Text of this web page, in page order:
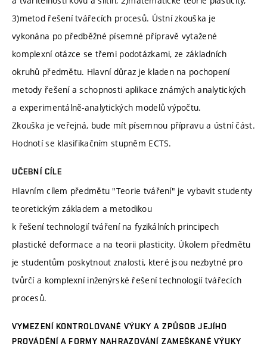
3)metod řešení tvářecích procesů. Ústní zkouška je
vykonána po předběžné písemné přípravě vytažené
komplexní otázce se třemi podotázkami, ze základních
okruhů předmětu. Hlavní důraz je kladen na pochopení
metody řešení a schopnosti aplikace známých analytických
a experimentálně-analytických modelů výpočtu.
Zkouška je veřejná, bude mít písemnou přípravu a ústní část.
Hodnotí se klasifikačním stupněm ECTS.
UČEBNÍ CÍLE
Hlavním cílem předmětu "Teorie tváření" je vybavit studenty
teoretickým základem a metodikou
k řešení technologií tváření na fyzikálních principech
plastické deformace a na teorii plasticity. Úkolem předmětu
je studentům poskytnout znalosti, které jsou nezbytné pro
tvůrčí a komplexní inženýrské řešení technologií tvářecích
procesů.
VYMEZENÍ KONTROLOVANÉ VÝUKY A ZPŮSOB JEJÍHO
PROVÁDĚNÍ A FORMY NAHRAZOVÁNÍ ZAMEŠKANÉ VÝUKY